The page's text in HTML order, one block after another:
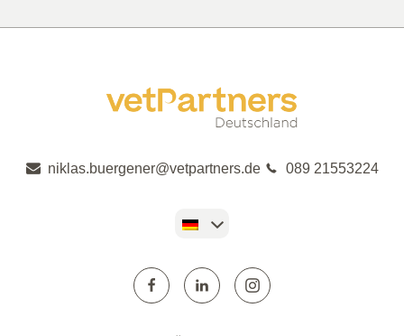
niklas.buergener@vetpartners.de 089 21553224